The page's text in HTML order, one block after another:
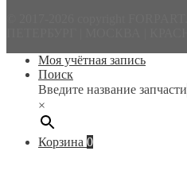
Моя учётная запись
Поиск
Введите название запчасти
×
Корзина 0